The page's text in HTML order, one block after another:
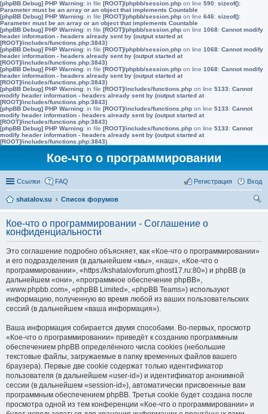
[phpBB Debug] PHP Warning: in file [ROOT]/phpbb/session.php on line 590: sizeof():
Parameter must be an array or an object that implements Countable
[phpBB Debug] PHP Warning: in file [ROOT]/phpbb/session.php on line 646: sizeof():
Parameter must be an array or an object that implements Countable
[phpBB Debug] PHP Warning: in file [ROOT]/phpbb/session.php on line 1068: Cannot modify
header information - headers already sent by (output started at
[ROOT]/includes/functions.php:3843)
[phpBB Debug] PHP Warning: in file [ROOT]/phpbb/session.php on line 1068: Cannot modify
header information - headers already sent by (output started at
[ROOT]/includes/functions.php:3843)
[phpBB Debug] PHP Warning: in file [ROOT]/phpbb/session.php on line 1068: Cannot modify
header information - headers already sent by (output started at
[ROOT]/includes/functions.php:3843)
[phpBB Debug] PHP Warning: in file [ROOT]/includes/functions.php on line 5133: Cannot
modify header information - headers already sent by (output started at
[ROOT]/includes/functions.php:3843)
[phpBB Debug] PHP Warning: in file [ROOT]/includes/functions.php on line 5133: Cannot
modify header information - headers already sent by (output started at
[ROOT]/includes/functions.php:3843)
[phpBB Debug] PHP Warning: in file [ROOT]/includes/functions.php on line 5133: Cannot
modify header information - headers already sent by (output started at
[ROOT]/includes/functions.php:3843)
Кое-что о программировании
Ссылки FAQ Вход
Регистрация
shatalov.su
Список форумов
Кое-что о программировании - Соглашение о
конфиденциальности
Это соглашение подробно объясняет, как «Кое-что о программировании»
и его подразделения (в дальнейшем «мы», «наш», «Кое-что о
программировании», «https://kshatalovforum.ghost17.ru:80») и phpBB (в
дальнейшем «они», «программное обеспечение phpBB»,
«www.phpbb.com», «phpBB Limited», «phpBB Teams») используют
информацию, полученную во время любой из ваших пользовательских
сессий (в дальнейшем «ваша информация»).
Ваша информация собирается двумя способами. Во-первых, просмотр
«Кое-что о программировании» приведёт к созданию программным
обеспечением phpBB определённого числа cookies (небольшие
текстовые файлы, загружаемые в папку временных файлов вашего
браузера). Первые две cookie содержат только идентификатор
пользователя (в дальнейшем «user-id») и идентификатор анонимной
сессии (в дальнейшем «session-id»), автоматически присвоенные вам
программным обеспечением phpBB. Третья cookie будет создана после
просмотра одной из тем конференции «Кое-что о программировании» и